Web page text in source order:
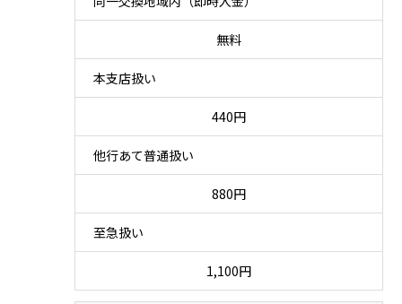
無料
本支店扱い
440円
他行あて普通扱い
880円
至急扱い
1,100円